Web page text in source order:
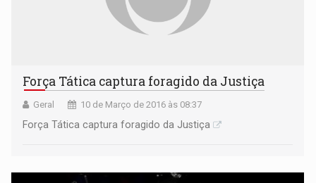
Força Tática captura foragido da Justiça
Geral 10 de Março de 2016 às 08:37
Força Tática captura foragido da Justiça